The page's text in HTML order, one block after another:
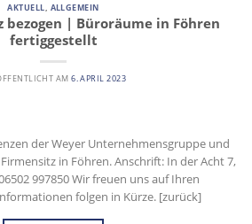
AKTUELL, ALLGEMEIN
bezogen | Büroräume in Föhren
fertiggestellt
AM6. APRIL 2023
der Weyer Unternehmensgruppe und
in Föhren. Anschrift: In der Acht 7,
997850 Wir freuen uns auf Ihren
folgen in Kürze. [zurück]